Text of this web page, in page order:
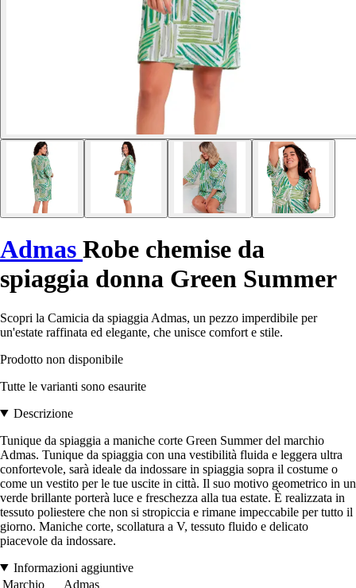
Admas Robe chemise da
spiaggia donna Green Summer
Scopri la Camicia da spiaggia Admas, un pezzo imperdibile per
un'estate raffinata ed elegante, che unisce comfort e stile.
Prodotto non disponibile
Tutte le varianti sono esaurite
Descrizione
Tunique da spiaggia a maniche corte Green Summer del marchio
Admas. Tunique da spiaggia con una vestibilità fluida e leggera ultra
confortevole, sarà ideale da indossare in spiaggia sopra il costume o
come un vestito per le tue uscite in città. Il suo motivo geometrico in un
verde brillante porterà luce e freschezza alla tua estate. È realizzata in
tessuto poliestere che non si stropiccia e rimane impeccabile per tutto il
giorno. Maniche corte, scollatura a V, tessuto fluido e delicato
piacevole da indossare.
Informazioni aggiuntive
Marchio
Admas